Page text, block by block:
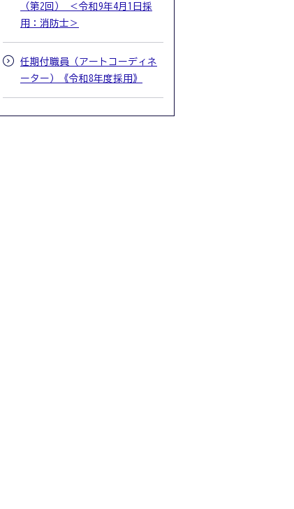
（第2回） ＜令和9年4月1日採
用：消防士＞
任期付職員（アートコーディネ
ーター）《令和8年度採用》